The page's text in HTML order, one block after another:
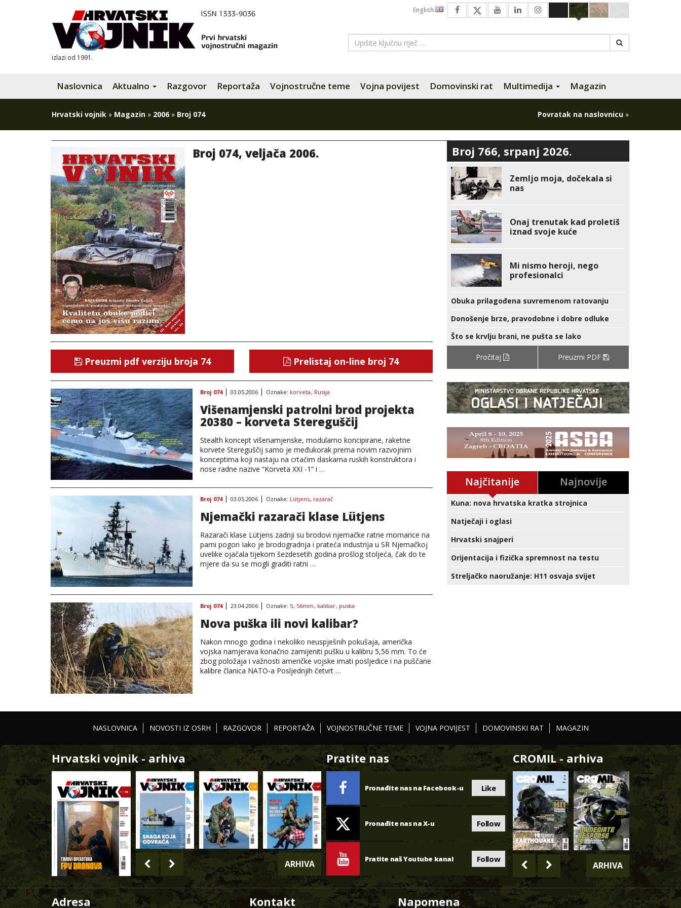
izlazi od 1991.
English
Naslovnica Aktualno Razgovor Reportaža Vojnostručne teme Vojna povijest Domovinski rat Multimedija Magazin
Hrvatski vojnik » Magazin » 2006 » Broj 074 Povratak na naslovnicu »
Broj 074, veljača 2006.
Preuzmi pdf verziju broja 74 Prelistaj on-line broj 74
Broj 074 03.05.2006 Oznake: korveta, Rusija
Višenamjenski patrolni brod projekta
20380 – korveta Stereguščij
Stealth koncept višenamjenske, modularno koncipirane, raketne
korvete Stereguščij samo je međukorak prema novim razvojnim
konceptima koji nastaju na crtaćim daskama ruskih konstruktora i
nose radne nazive “Korveta XXI -1” i …
Broj 074 03.05.2006 Oznake: Lütjens, razarač
Njemački razarači klase Lütjens
Razarači klase Lütjens zadnji su brodovi njemačke ratne mornarice na
parni pogon Iako je brodogradnja i prateća industrija u SR Njemačkoj
uvelike ojačala tijekom šezdesetih godina prošlog stoljeća, čak do te
mjere da su se mogli graditi ratni …
Broj 074 23.04.2006 Oznake: 5, 56mm, kalibar, puska
Nova puška ili novi kalibar?
Nakon mnogo godina i nekoliko neuspješnih pokušaja, američka
vojska namjerava konačno zamijeniti pušku u kalibru 5,56 mm. To će
zbog položaja i važnosti američke vojske imati posljedice i na puščane
kalibre članica NATO-a Posljednjih četvrt …
Broj 766, srpanj 2026.
Zemljo moja, dočekala si
nas
Onaj trenutak kad proletiš
iznad svoje kuće
Mi nismo heroji, nego
profesionalci
Obuka prilagođena suvremenom ratovanju
Donošenje brze, pravodobne i dobre odluke
Što se krvlju brani, ne pušta se lako
Pročitaj Preuzmi PDF
Najčitanije Najnovije
Kuna: nova hrvatska kratka strojnica
Natječaji i oglasi
Hrvatski snajperi
Orijentacija i fizička spremnost na testu
Streljačko naoružanje: H11 osvaja svijet
NASLOVNICA NOVOSTI IZ OSRH RAZGOVOR REPORTAŽA VOJNOSTRUČNE TEME VOJNA POVIJEST DOMOVINSKI RAT MAGAZIN
Hrvatski vojnik - arhiva
ARHIVA
Pratite nas
Pronađite nas na Facebook-u Like
Pronađite nas na X-u Follow
Pratite naš Youtube kanal Follow
CROMIL - arhiva
ARHIVA
Adresa Kontakt Napomena